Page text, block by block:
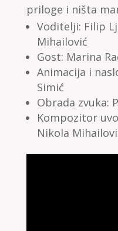
priloge i ništa
Voditelji: Filip
Mihailović
Gost: Marina
Animacija i
Simić
Obrada zvuka:
Kompozitor
Nikola